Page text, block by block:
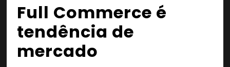
Full Commerce é
tendência de
mercado